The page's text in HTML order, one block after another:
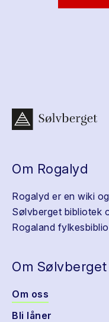
Om Rogalyd
Rogalyd er en wiki
Sølvberget bibliotek
Rogaland
Om Sølvberget
Om oss
Bli låner